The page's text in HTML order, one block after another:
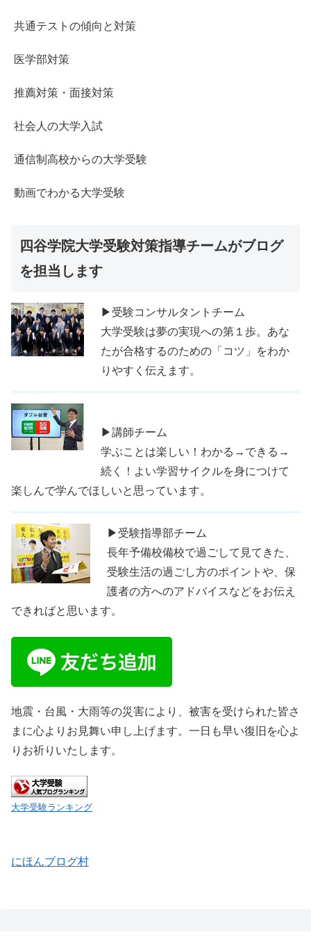
共通テストの傾向と対策
医学部対策
推薦対策・面接対策
社会人の大学入試
通信制高校からの大学受験
動画でわかる大学受験
四谷学院大学受験対策指導チームがブログ
を担当します
▶受験コンサルタントチーム
大学受験は夢の実現への第１歩。あな
たが合格するのための「コツ」をわか
りやすく伝えます。
▶講師チーム
学ぶことは楽しい！わかる→できる→
続く！よい学習サイクルを身につけて
楽しんで学んでほしいと思っています。
▶受験指導部チーム
長年予備校備校で過ごして見てきた、
受験生活の過ごし方のポイントや、保
護者の方へのアドバイスなどをお伝え
できればと思います。
地震・台風・大雨等の災害により、被害を受けられた皆さ
まに心よりお見舞い申し上げます。一日も早い復旧を心よ
りお祈りいたします。
大学受験ランキング
にほんブログ村